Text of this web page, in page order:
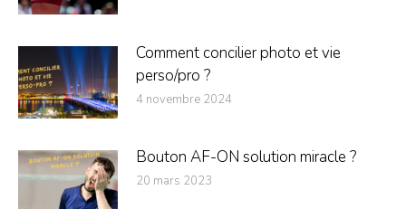
Comment concilier photo et vie
perso/pro ?
4 novembre 2024
Bouton AF-ON solution miracle ?
20 mars 2023